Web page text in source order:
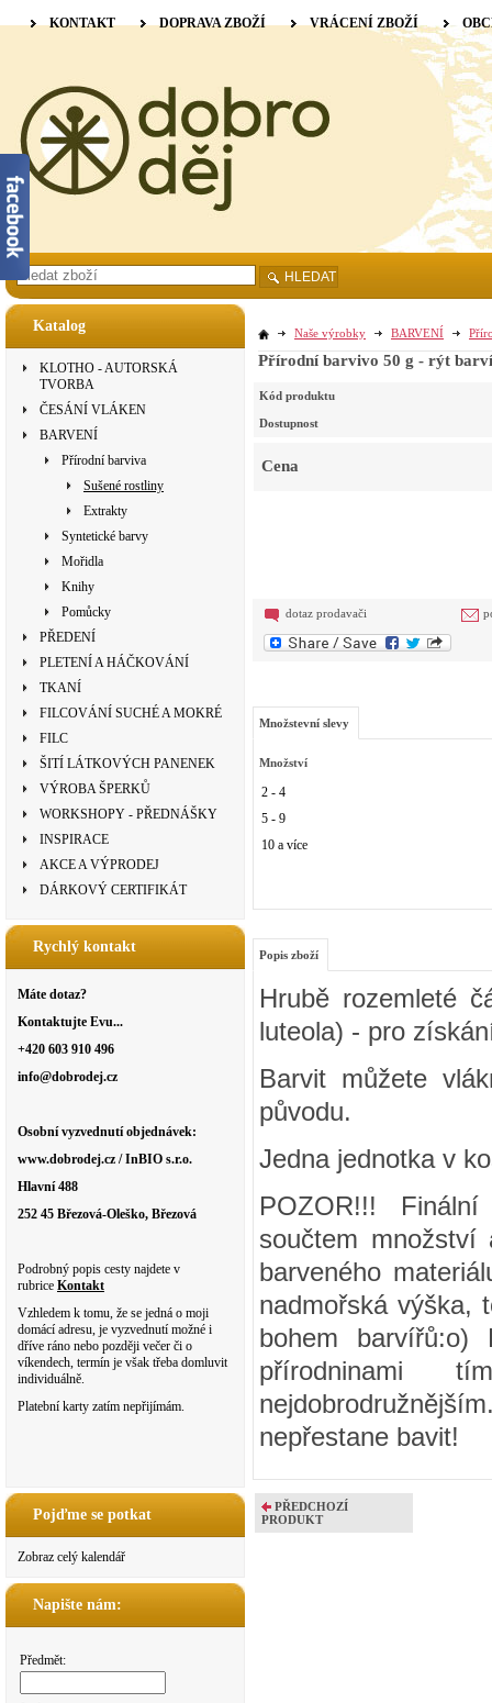
Katalog
KLOTHO - AUTORSKÁ
TVORBA
ČESÁNÍ VLÁKEN
BARVENÍ
Přírodní barviva
Sušené rostliny
Extrakty
Syntetické barvy
Mořidla
Knihy
Pomůcky
PŘEDENÍ
PLETENÍ A HÁČKOVÁNÍ
TKANÍ
FILCOVÁNÍ SUCHÉ A MOKRÉ
FILC
ŠITÍ LÁTKOVÝCH PANENEK
VÝROBA ŠPERKŮ
WORKSHOPY - PŘEDNÁŠKY
INSPIRACE
AKCE A VÝPRODEJ
DÁRKOVÝ CERTIFIKÁT
Rychlý kontakt
Máte dotaz?
Kontaktujte Evu...
+420 603 910 496
info@dobrodej.cz
Osobní vyzvednutí objednávek:
www.dobrodej.cz / InBIO s.r.o.
Hlavní 488
252 45 Březová-Oleško, Březová
Podrobný popis cesty najdete v
rubrice Kontakt
Vzhledem k tomu, že se jedná o moji
domácí adresu, je vyzvednutí možné i
dříve ráno nebo později večer či o
víkendech, termín je však třeba domluvit
individuálně.
Platební karty zatím nepřijímám.
Pojďme se potkat
Zobraz celý kalendář
Napište nám:
Předmět:
Naše výrobky BARVENÍ
Přírodní barvivo 50 g - rýt
Kód produktu
Dostupnost
Cena
dotaz prodavači
Množstevní slevy
Množství
2 - 4
5 - 9
10 a více
Popis zboží
Hrubě rozemleté
luteola) - pro
Barvit můžete
původu.
Jedna jednotka v
POZOR!!!
součtem množství
barveného
nadmořská výška,
bohem barvířů:o)
přírodninami
nepřestane bavit!
PŘEDCHOZÍ
PRODUKT
KONTAKT DOPRAVA ZBOŽÍ VRÁCENÍ ZBOŽÍ
HLEDAT